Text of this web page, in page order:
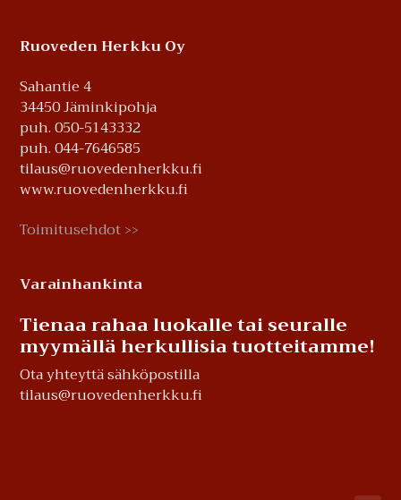
Footer
Ruoveden Herkku Oy
Sahantie 4
34450 Jäminkipohja
puh. 050-5143332
puh. 044-7646585
tilaus@ruovedenherkku.fi
www.ruovedenherkku.fi
Toimitusehdot >>
Varainhankinta
Tienaa rahaa luokalle tai seuralle
myymällä herkullisia tuotteitamme!
Ota yhteyttä sähköpostilla
tilaus@ruovedenherkku.fi